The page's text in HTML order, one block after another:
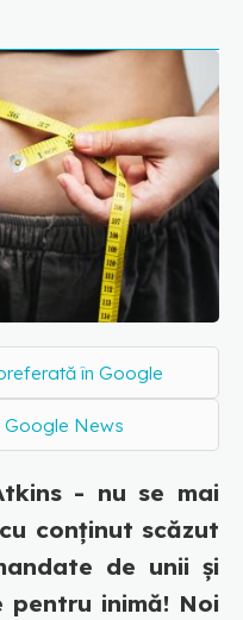
în Google
Google News
- nu se mai
conținut scăzut
de unii și
pentru inimă! Noi